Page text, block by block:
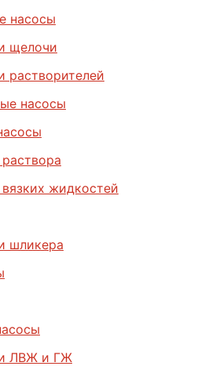
насосы
щелочи
растворителей
насосы
жидкостей
шликера
ЛВЖ и ГЖ